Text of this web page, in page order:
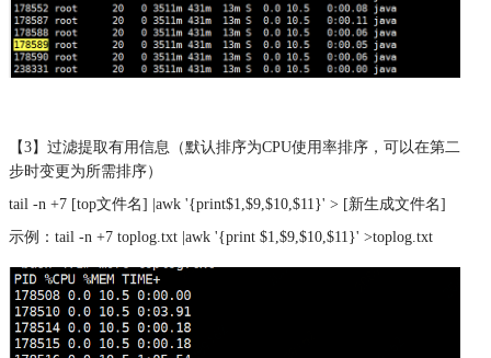
【3】过滤提取有用信息（默认排序为CPU使用率排序，可以在第二
步时变更为所需排序）
tail -n +7 [top文件名] |awk '{print$1,$9,$10,$11}' > [新生成文件名]
示例：tail -n +7 toplog.txt |awk '{print $1,$9,$10,$11}' >toplog.txt